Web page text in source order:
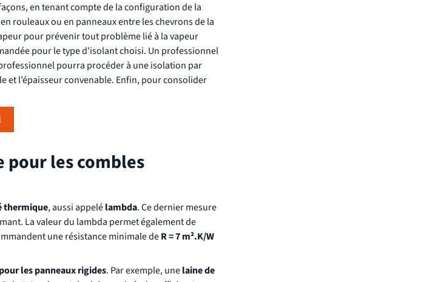
en tenant compte de la configuration de la
rouleaux ou en panneaux entre les chevrons de la
pour prévenir tout problème lié à la vapeur
pour le type d'isolant choisi. Un professionnel
pourra procéder à une isolation par
et l’épaisseur convenable. Enfin, pour consolider
pour les combles
thermique, aussi appelélambda. Ce dernier mesure
La valeur du lambda permet également de
une résistance minimale deR = 7 m².K/W
les panneaux rigides. Par exemple, unelaine de